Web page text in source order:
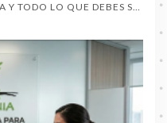
BU CUARÓN: BIOGRAFÍA, MÚSICA Y TODO LO QUE DEBES SABER SOBRE LA ARTISTA DEL MOMENTO